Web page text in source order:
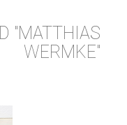
"MATTHIAS
WERMKE"